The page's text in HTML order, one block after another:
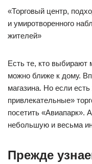
«Торговый центр,
и умиротворенного
жителей»
Есть те, кто выбирают
можно ближе к дому.
магазина. Но если
привлекательные»
посетить «Авиапарк».
небольшую и весьма
Прежде